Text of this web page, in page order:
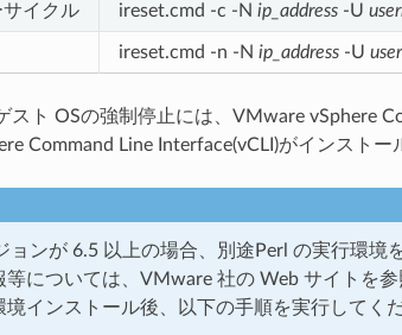
サイクル ireset.cmd -c -N ip_address-U
ireset.cmd -n -N ip_address-U
スト OSの強制停止には、VMware vSphere
Command Line Interface(vCLI)がインスト
ョンが 6.5 以上の場合、別途Perl の実行環
等については、VMware 社の Web サイトを参
境インストール後、以下の手順を実行してくだ